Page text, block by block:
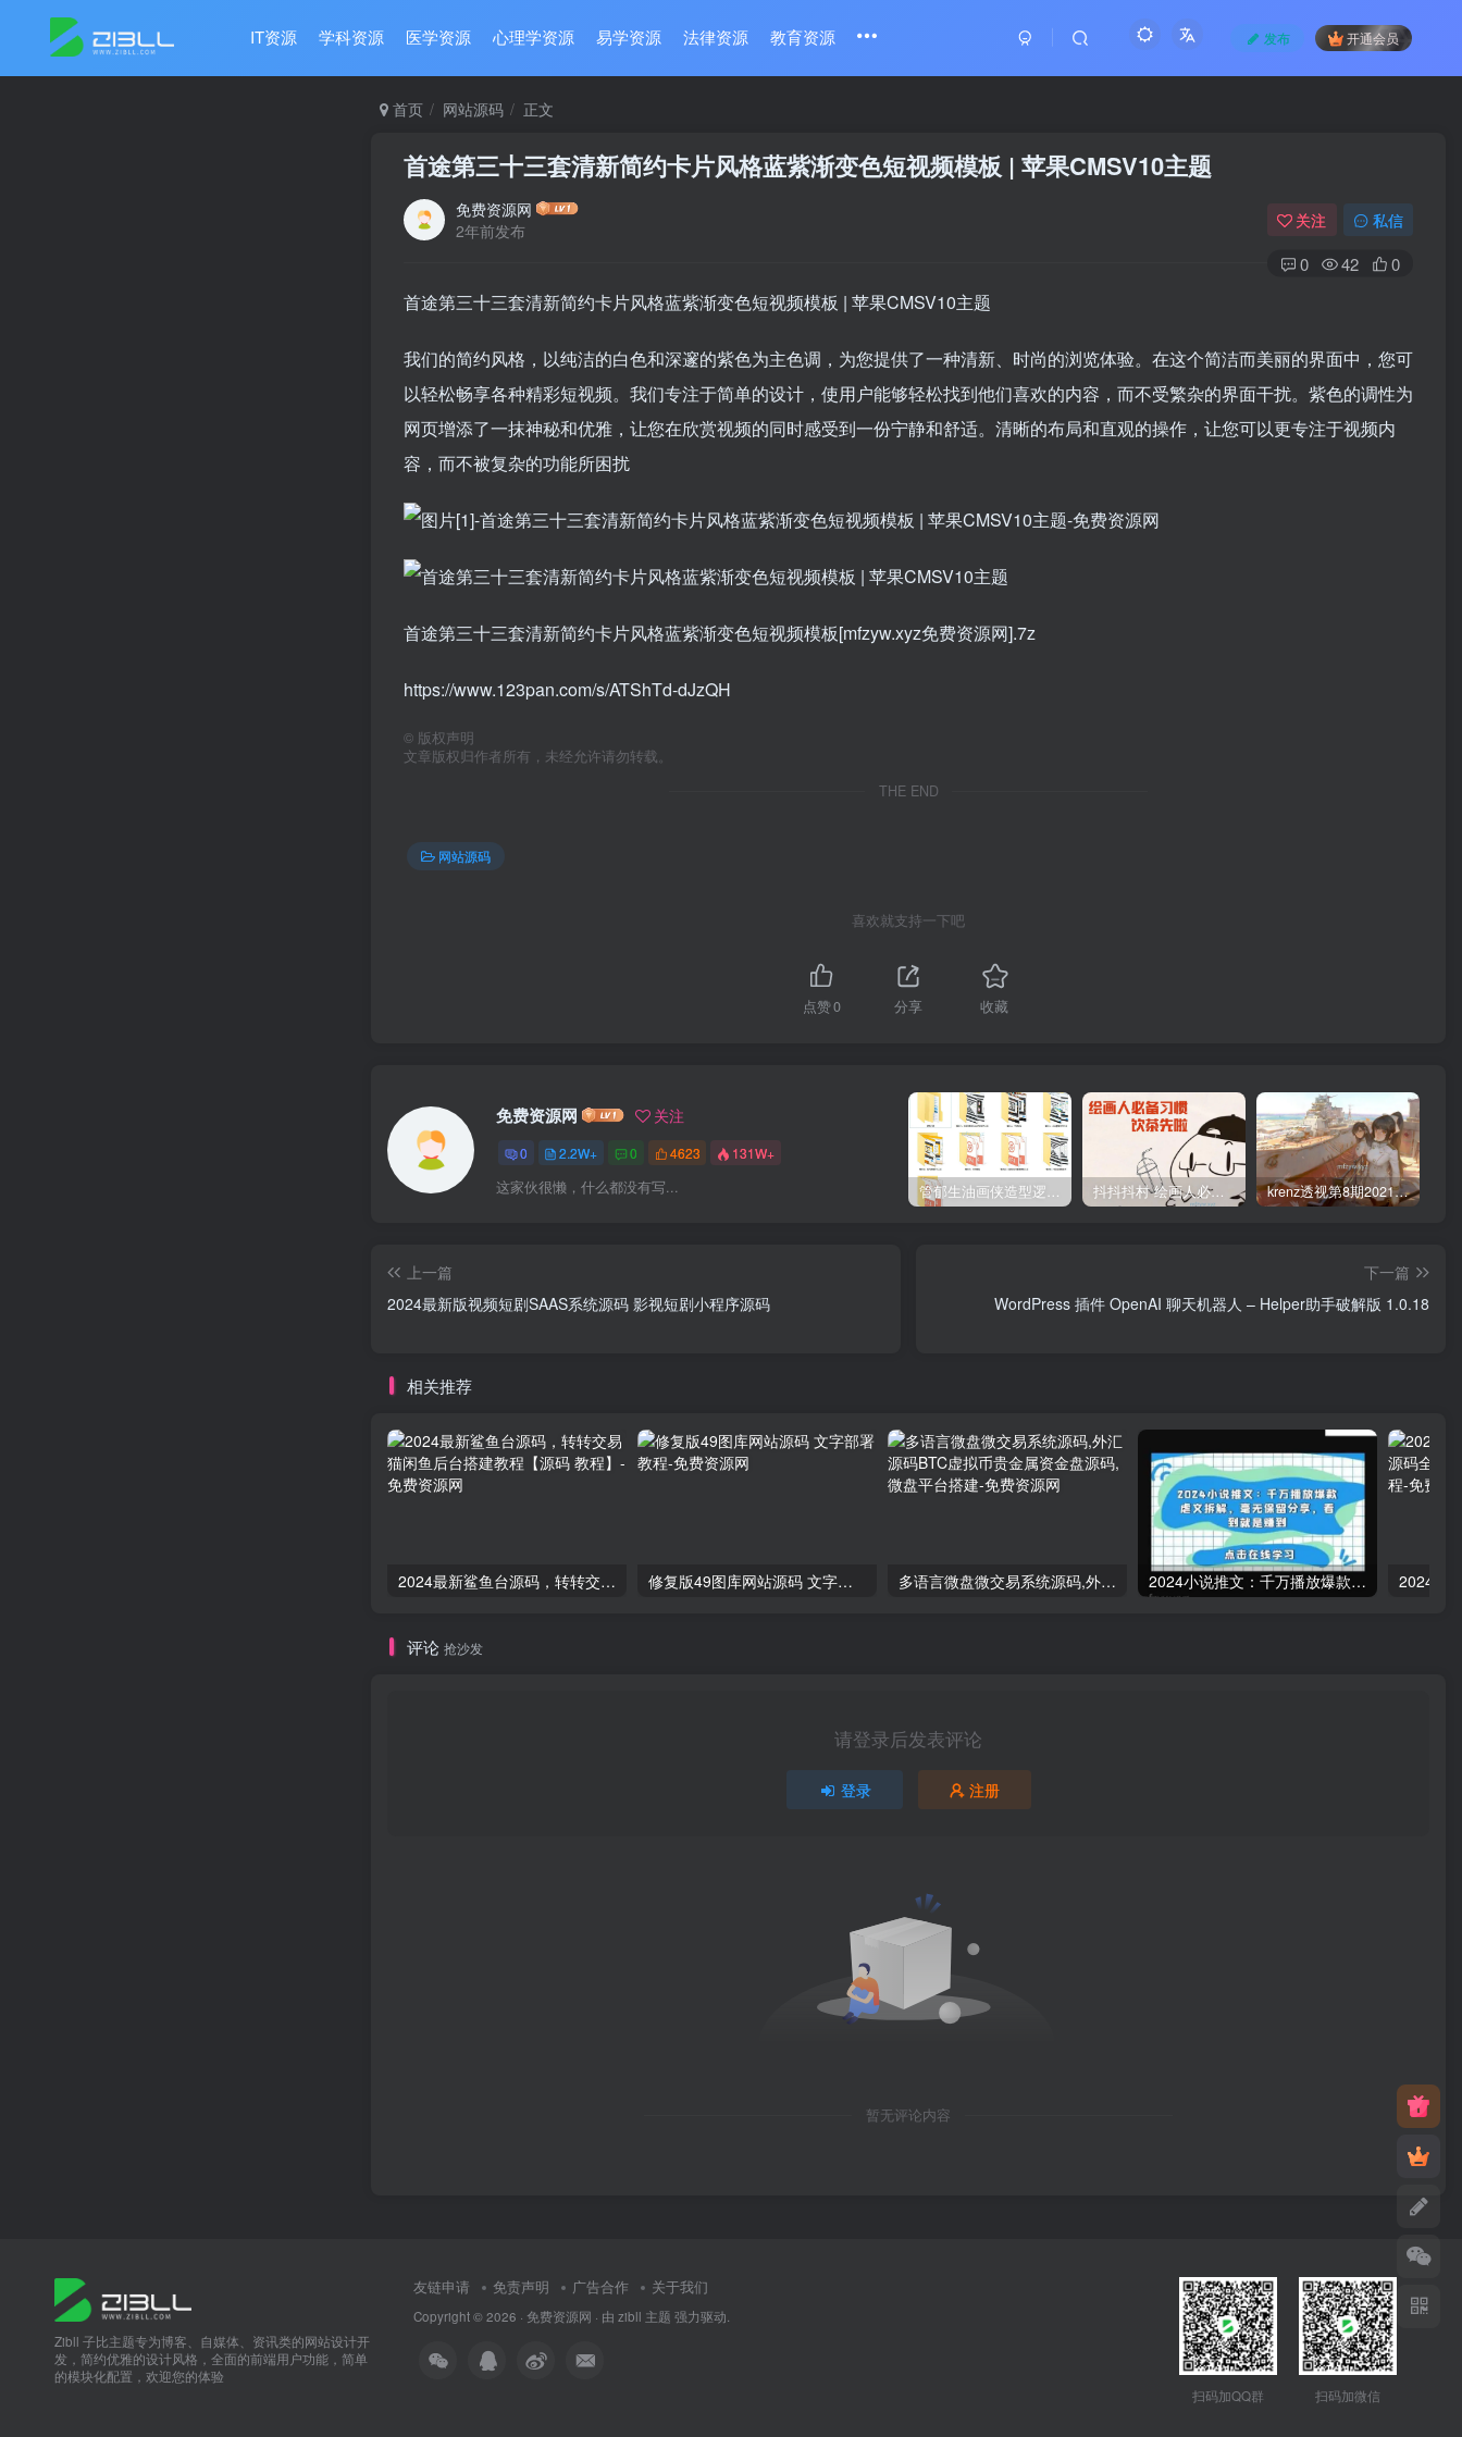
IT资源 学科资源 医学资源 心理学资源 易学资源 法律资源 教育资源 发布 开通会员
首页 网站源码 正文
首途第三十三套清新简约卡片风格蓝紫渐变色短视频模板 | 苹果CMSV10主题
免费资源网
2年前发布
关注 私信
0 42 0
首途第三十三套清新简约卡片风格蓝紫渐变色短视频模板 | 苹果CMSV10主题
我们的简约风格，以纯洁的白色和深邃的紫色为主色调，为您提供了一种清新、时尚的浏览体验。在这个简洁而美丽的界面中，您可
以轻松畅享各种精彩短视频。我们专注于简单的设计，使用户能够轻松找到他们喜欢的内容，而不受繁杂的界面干扰。紫色的调性为
网页增添了一抹神秘和优雅，让您在欣赏视频的同时感受到一份宁静和舒适。清晰的布局和直观的操作，让您可以更专注于视频内
容，而不被复杂的功能所困扰
首途第三十三套清新简约卡片风格蓝紫渐变色短视频模板[mfzyw.xyz免费资源网].7z
https://www.123pan.com/s/ATShTd-dJzQH
© 版权声明
文章版权归作者所有，未经允许请勿转载。
THE END
网站源码
喜欢就支持一下吧
点赞0 分享 收藏
免费资源网 关注
0 2.2W+ 0 4623 131W+
这家伙很懒，什么都没有写... 管郁生油画侠造型逻辑班第一期2019年5月【高清不缺课】 抖抖抖村 绘画人必备习惯2020【画质不错】 krenz透视第8期2021年4月结课【画质高清有笔刷课件】
上一篇
2024最新版视频短剧SAAS系统源码 影视短剧小程序源码
下一篇
WordPress 插件 OpenAI 聊天机器人 – Helper助手破解版 1.0.18
相关推荐
2024最新鲨鱼台源码，转转交易猫闲鱼后台搭建教程【源码 教程】 修复版49图库网站源码 文字部署教程 多语言微盘微交易系统源码,外汇源码BTC虚拟币贵金属资金盘源码,微盘平台搭建 2024小说推文：千万播放爆款虐文拆解，毫无保留分享，看到就是赚到
评论 抢沙发
请登录后发表评论
登录 注册
暂无评论内容
Zibll 子比主题专为博客、自媒体、资讯类的网站设计开
发，简约优雅的设计风格，全面的前端用户功能，简单
的模块化配置，欢迎您的体验
友链申请 免责声明 广告合作 关于我们
Copyright © 2026 · 免费资源网 · 由 zibll 主题 强力驱动.
扫码加QQ群 扫码加微信